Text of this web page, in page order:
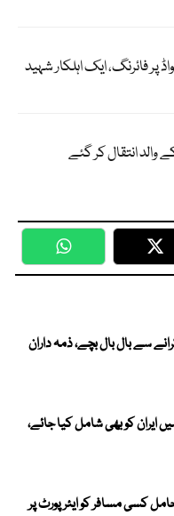
فائرنگ، ایک اہلکار شہید
والد انتقال کر گئے
WhatsApp
2 طیارے ٹکرانے سے بال بال بچے، ذمہ داران
کو بھی شامل کیا جائے،
کسی مسافر کو ایئرپورٹ پر